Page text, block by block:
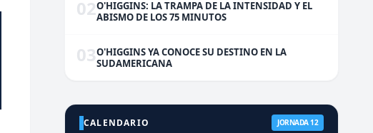
02O'HIGGINS: LA TRAMPA DE LA INTENSIDAD Y EL
ABISMO DE LOS 75 MINUTOS
03O'HIGGINS YA CONOCE SU DESTINO EN LA
SUDAMERICANA
CALENDARIO JORNADA 12